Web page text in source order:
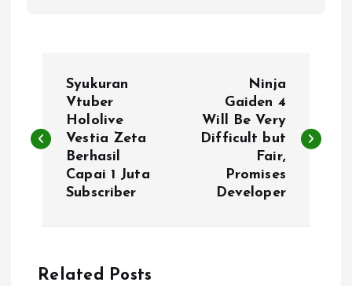
s
a
Syukuran
Vtuber
Hololive
Vestia Zeta
Berhasil
Capai 1 Juta
Subscriber
Ninja
Gaiden 4
Will Be Very
Difficult but
Fair,
Promises
Developer
Related Posts